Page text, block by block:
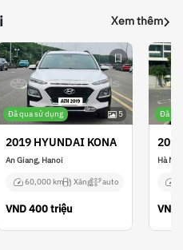
Xem thêm
Đã qua sử dụng 5
2019 HYUNDAI KONA
An Giang, Hanoi
60,000 km Xăng auto
VND400 triệu
Đã
Hà
VND